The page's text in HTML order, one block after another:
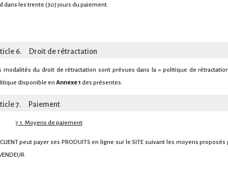
dans les trente (30) jours du paiement.
6. Droit de rétractation
modalités du droit de rétractation sont prévues dans la « politique de
disponible en Annexe 1 des présentes.
7. Paiement
7.1. Moyens de paiement
peut payer ses PRODUITS en ligne sur le SITE suivant les moyens proposés